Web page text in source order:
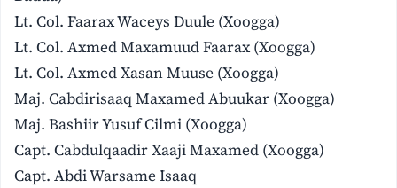
Lt. Col. Faarax Waceys Duule (Xoogga)
Lt. Col. Axmed Maxamuud Faarax (Xoogga)
Lt. Col. Axmed Xasan Muuse (Xoogga)
Maj. Cabdirisaaq Maxamed Abuukar (Xoogga)
Maj. Bashiir Yusuf Cilmi (Xoogga)
Capt. Cabdulqaadir Xaaji Maxamed (Xoogga)
Capt. Abdi Warsame Isaaq